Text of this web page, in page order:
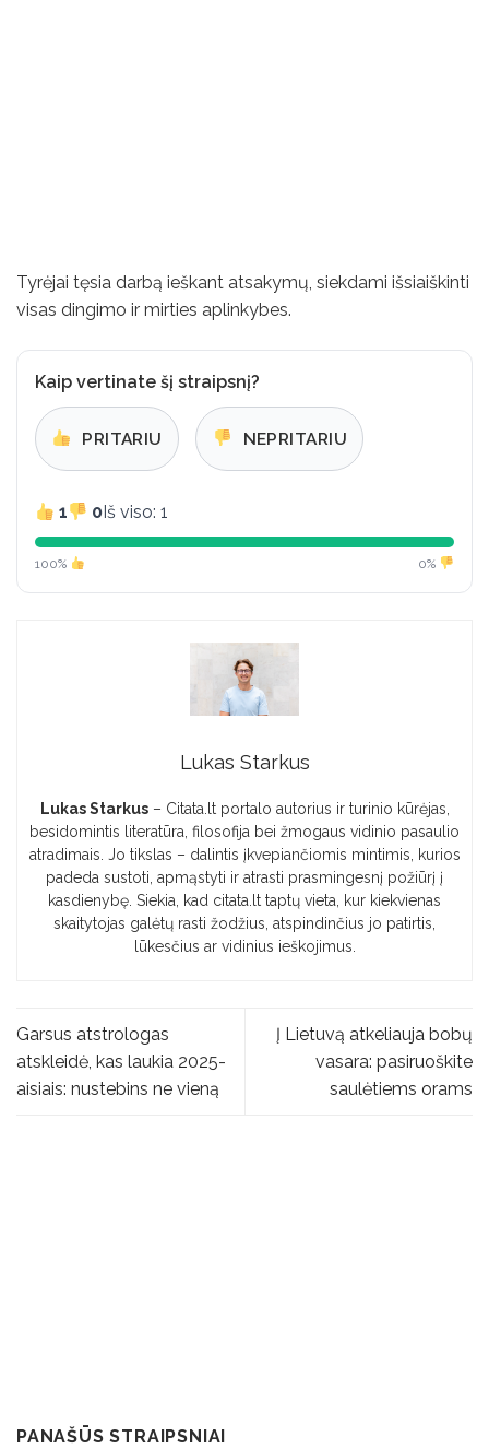
Tyrėjai tęsia darbą ieškant atsakymų, siekdami išsiaiškinti
visas dingimo ir mirties aplinkybes.
Kaip vertinate šį straipsnį?
PRITARIU NEPRITARIU
1 0 Iš viso: 1
100% 0%
Lukas Starkus
Lukas Starkus– Citata.lt portalo autorius ir turinio kūrėjas,
besidomintis literatūra, filosofija bei žmogaus vidinio pasaulio
atradimais. Jo tikslas – dalintis įkvepiančiomis mintimis, kurios
padeda sustoti, apmąstyti ir atrasti prasmingesnį požiūrį į
kasdienybę. Siekia, kad citata.lt taptų vieta, kur kiekvienas
skaitytojas galėtų rasti žodžius, atspindinčius jo patirtis,
lūkesčius ar vidinius ieškojimus.
Garsus atstrologas
atskleidė, kas laukia 2025-
aisiais: nustebins ne vieną
Į Lietuvą atkeliauja bobų
vasara: pasiruoškite
saulėtiems orams
PANAŠŪS STRAIPSNIAI